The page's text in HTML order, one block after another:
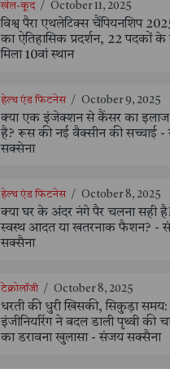
खेल-कूद / October 11, 2025
विश्व पैरा एथलेटिक्स चैंपियनशिप
का ऐतिहासिक प्रदर्शन, 22 पदकों के
मिला 10वां स्थान
हेल्थ एंड फिटनेस / October 9, 2025
क्या एक इंजेक्शन से कैंसर का
है? रूस की नई वैक्सीन की सच्चाई
सक्सेना
हेल्थ एंड फिटनेस / October 8, 2025
क्या घर के अंदर नंगे पैर चलना सही
स्वस्थ आदत या खतरनाक फैशन? -
सक्सैना
टेक्नोलॉजी / October 8, 2025
धरती की धुरी खिसकी, सिकुड़ा
इंजीनियरिंग ने बदल डाली पृथ्वी की
का डरावना खुलासा - संजय सक्सैना